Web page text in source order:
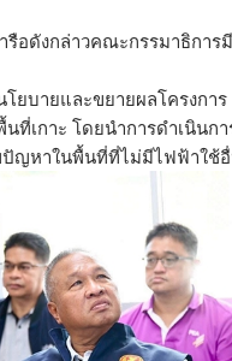
รือดังกล่าวคณะกรรมาธิการ
ยบายและขยายผลโครงการ
ที่เกาะ โดยนำการดำเนินกา
ปัญหาในพื้นที่ที่ไม่มีไฟฟ้าใช้